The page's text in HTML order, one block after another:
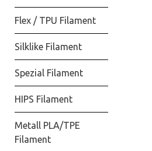
Flex / TPU Filament
Silklike Filament
Spezial Filament
HIPS Filament
Metall PLA/TPE
Filament